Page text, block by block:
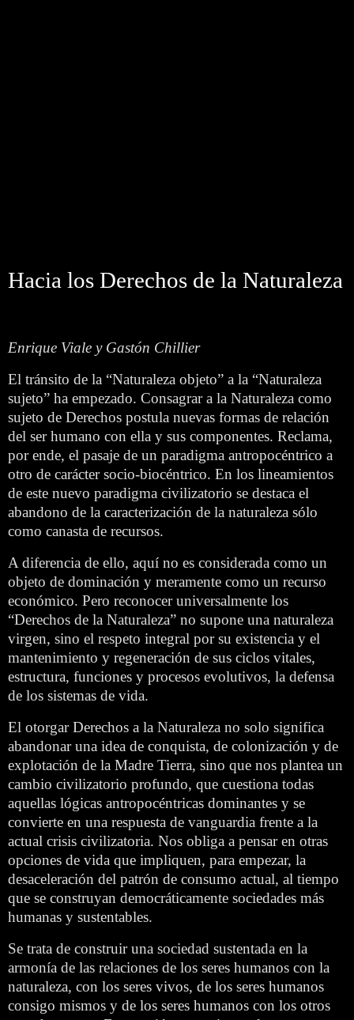
Hacia los Derechos de la Naturaleza
Enrique Viale y Gastón Chillier
El tránsito de la “Naturaleza objeto” a la “Naturaleza
sujeto” ha empezado. Consagrar a la Naturaleza como
sujeto de Derechos postula nuevas formas de relación
del ser humano con ella y sus componentes. Reclama,
por ende, el pasaje de un paradigma antropocéntrico a
otro de carácter socio-biocéntrico. En los lineamientos
de este nuevo paradigma civilizatorio se destaca el
abandono de la caracterización de la naturaleza sólo
como canasta de recursos.
A diferencia de ello, aquí no es considerada como un
objeto de dominación y meramente como un recurso
económico. Pero reconocer universalmente los
“Derechos de la Naturaleza” no supone una naturaleza
virgen, sino el respeto integral por su existencia y el
mantenimiento y regeneración de sus ciclos vitales,
estructura, funciones y procesos evolutivos, la defensa
de los sistemas de vida.
El otorgar Derechos a la Naturaleza no solo significa
abandonar una idea de conquista, de colonización y de
explotación de la Madre Tierra, sino que nos plantea un
cambio civilizatorio profundo, que cuestiona todas
aquellas lógicas antropocéntricas dominantes y se
convierte en una respuesta de vanguardia frente a la
actual crisis civilizatoria. Nos obliga a pensar en otras
opciones de vida que impliquen, para empezar, la
desaceleración del patrón de consumo actual, al tiempo
que se construyan democráticamente sociedades más
humanas y sustentables.
Se trata de construir una sociedad sustentada en la
armonía de las relaciones de los seres humanos con la
naturaleza, con los seres vivos, de los seres humanos
consigo mismos y de los seres humanos con los otros